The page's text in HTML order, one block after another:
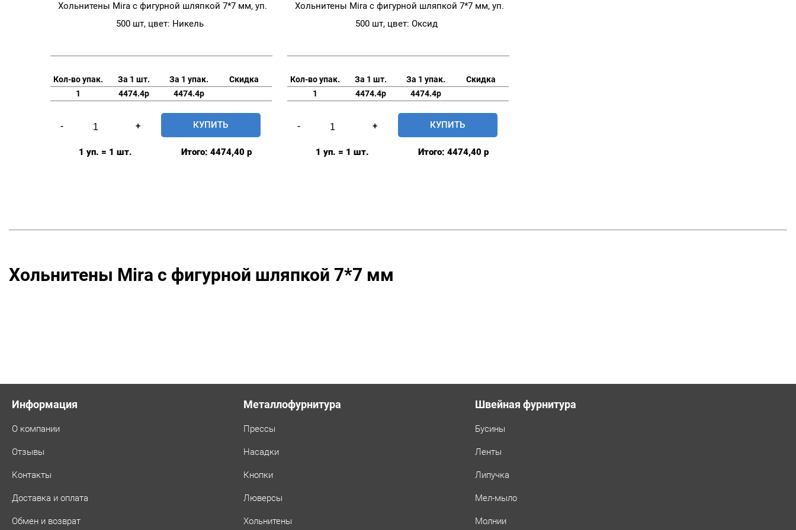
Хольнитены Mira с фигурной шляпкой 7*7 мм, уп.
500 шт, цвет: Никель
Кол-во упак. За 1 шт. За 1 упак.
Скидка
1
4474.4р 4474.4р
-
товара
Хольнитены
мм,
шт,
+ КУПИТЬ
1 уп. = 1 шт. Итого: 4474,40 р
Хольнитены Mira с фигурной шляпкой 7*7 мм, уп.
500 шт, цвет: Оксид
Кол-во упак. За 1 шт. За 1 упак.
Скидка
1
4474.4р 4474.4р
-
товара
Хольнитены
мм,
шт,
+ КУПИТЬ
1 уп. = 1 шт. Итого: 4474,40 р
Хольнитены Mira с фигурной шляпкой 7*7 мм
Информация
О компании
Отзывы
Контакты
Доставка и оплата
Обмен и возврат
Металлофурнитура
Прессы
Насадки
Кнопки
Люверсы
Хольнитены
Швейная фурнитура
Бусины
Ленты
Липучка
Мел-мыло
Молнии